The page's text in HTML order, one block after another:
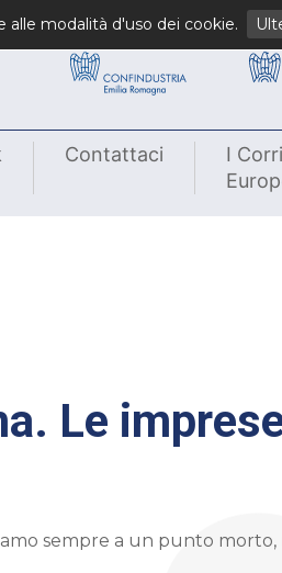
Contattaci
I
Le
sempre a un punto
modalità d'uso dei cookie.